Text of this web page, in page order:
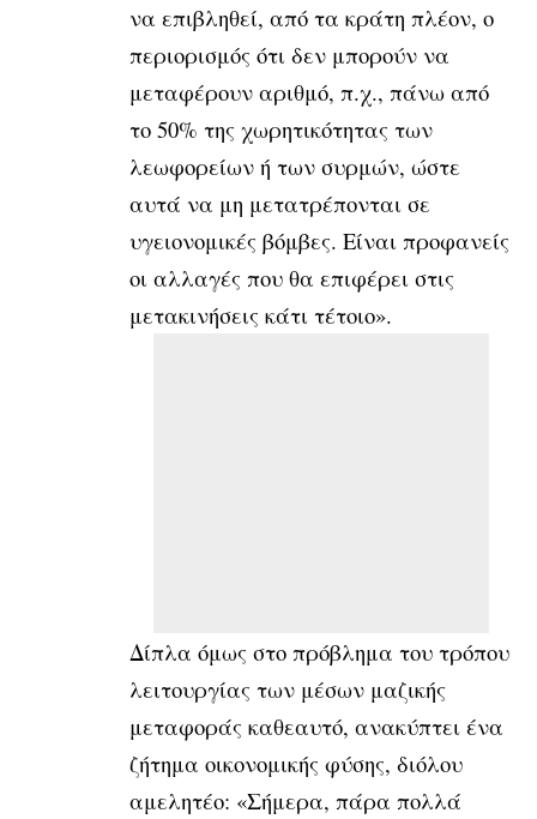
να επιβληθεί, από τα κράτη πλέον, ο
περιορισμός ότι δεν μπορούν να
μεταφέρουν αριθμό, π.χ., πάνω από
το 50% της χωρητικότητας των
λεωφορείων ή των συρμών, ώστε
αυτά να μη μετατρέπονται σε
υγειονομικές βόμβες. Είναι προφανείς
οι αλλαγές που θα επιφέρει στις
μετακινήσεις κάτι τέτοιο».
Δίπλα όμως στο πρόβλημα του τρόπου
λειτουργίας των μέσων μαζικής
μεταφοράς καθεαυτό, ανακύπτει ένα
ζήτημα οικονομικής φύσης, διόλου
αμελητέο: «Σήμερα, πάρα πολλά